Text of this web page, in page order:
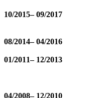
10/2015– 09/2017
08/2014– 04/2016
01/2011– 12/2013
04/2008– 12/2010